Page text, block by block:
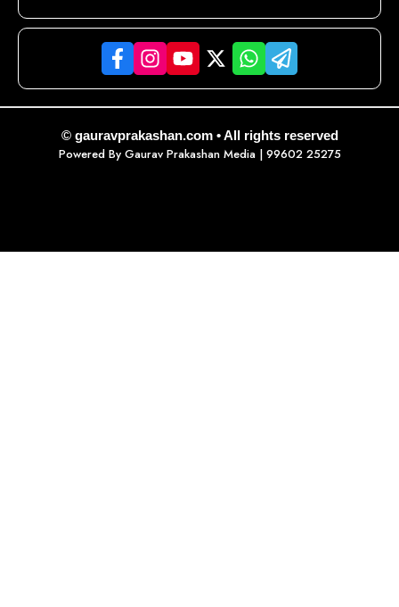
© gauravprakashan.com • All rights reserved
Powered By Gaurav Prakashan Media| 99602 25275